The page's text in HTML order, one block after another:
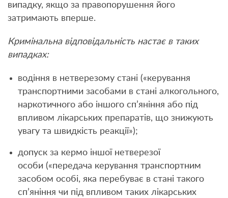
випадку, якщо за правопорушення його
затримають вперше.
Кримінальна відповідальність настає в таких
випадках:
водіння в нетверезому стані («керування
транспортними засобами в стані алкогольного,
наркотичного або іншого сп’яніння або під
впливом лікарських препаратів, що знижують
увагу та швидкість реакції»);
допуск за кермо іншої нетверезої
особи («передача керування транспортним
засобом особі, яка перебуває в стані такого
сп’яніння чи під впливом таких лікарських